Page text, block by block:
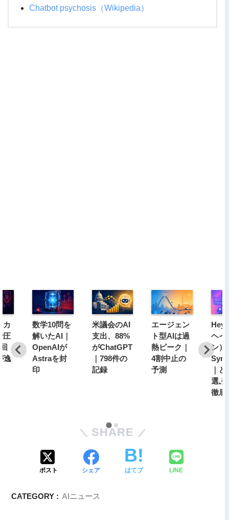
Chatbot psychosis（Wikipedia）
カ
圧
逸
数学10問を
解いたAI｜
OpenAIが
Astraを封
印
米議会のAI
支出、88%
がChatGPT
｜798件の
記録
エージェン
ト型AIは過
熱ピーク｜
4割中止の
予測
ヘイ
ン）
｜
選ぶ
徹底
SHARE
ポスト シェア はてブ LINE
CATEGORY : AIニュース